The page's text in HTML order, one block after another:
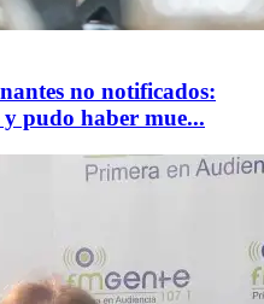
no notificados:
pudo haber mue...